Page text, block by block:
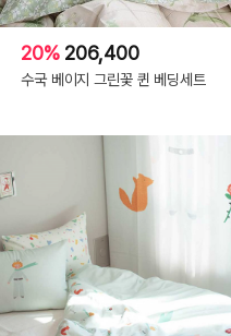
20% 206,400
수국 베이지 그린꽃 퀸 베딩세트